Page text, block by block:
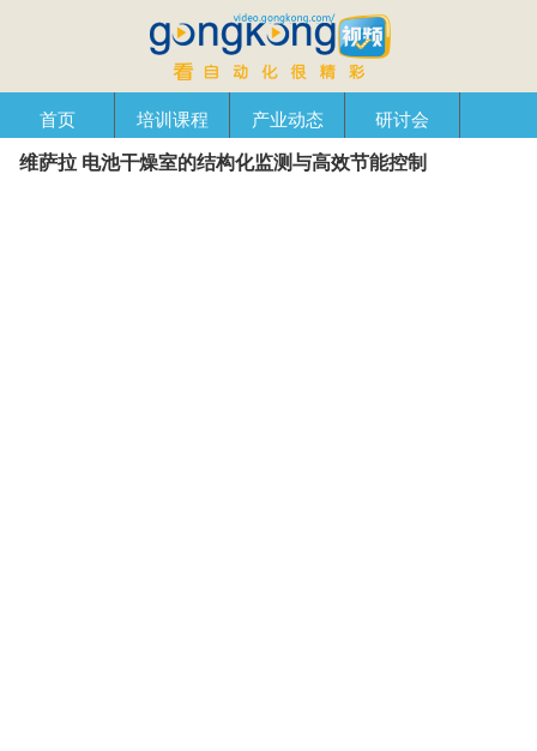
首页 培训课程 产业动态
研讨会
产品在线
自动化播客 创新管理 企业视窗
维萨拉 电池干燥室的结构化监测与高效节能控制